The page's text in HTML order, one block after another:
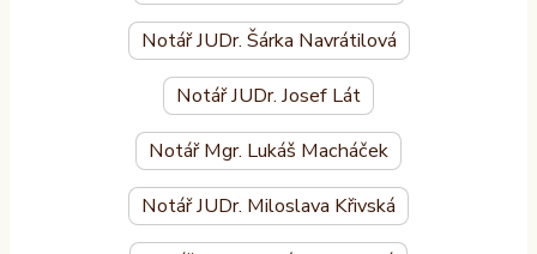
Notář JUDr. Šárka Navrátilová
Notář JUDr. Josef Lát
Notář Mgr. Lukáš Macháček
Notář JUDr. Miloslava Křivská